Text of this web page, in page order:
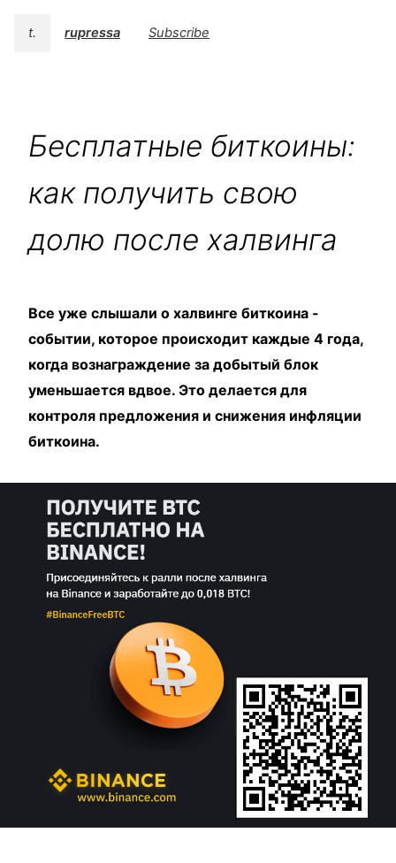
t. rupressa Subscribe
Бесплатные биткоины:
как получить свою
долю после халвинга
Все уже слышали о халвинге биткоина -
событии, которое происходит каждые 4 года,
когда вознаграждение за добытый блок
уменьшается вдвое. Это делается для
контроля предложения и снижения инфляции
биткоина.